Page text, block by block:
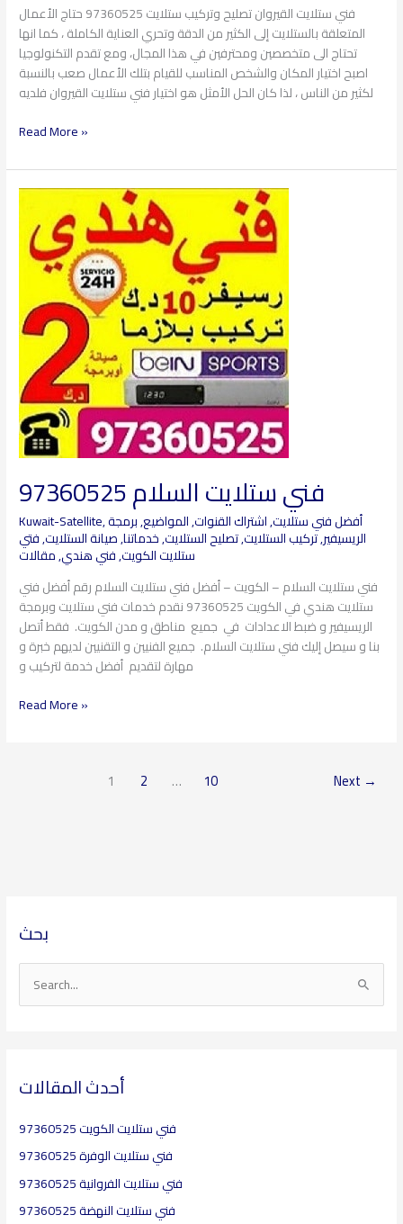
بحث
e
c
f
o
r
:
أحدث المقالات
فني ستلايت الكويت 97360525
فني ستلايت الوفرة 97360525
فني ستلايت الفروانية 97360525
فني ستلايت النهضة 97360525
ل
ش
ل
ا
فني ستلايت القيروان تصليح وتركيب ستلايت 97360525 حتاج الأعمال
المتعلقة بالستلايت إلى الكثير من الدقة وتحري العناية الكاملة ، كما انها
تحتاج الى متخصصين ومحترفين في هذا المجال، ومع تقدم التكنولوجيا
اصبح اختيار المكان والشخص المناسب للقيام بتلك الأعمال صعب بالنسبة
لكثير من الناس ، لذا كان الحل الأمثل هو اختيار فني ستلايت القيروان فلديه
Read More »
فني ستلايت السلام 97360525
Kuwait-Satellite, أفضل فني ستلايت,اشتراك القنوات,المواضيع,برمجة
الريسيفير,تركيب الستلايت,تصليح الستلايت,خدماتنا,صيانة الستلايت,فتي
ستلايت الكويت,فني هندي,مقالات
فني ستلايت السلام – الكويت – أفضل فني ستلايت السلام رقم أفضل فني
ستلايت هندي في الكويت 97360525 نقدم خدمات فني ستلايت وبرمجة
الريسيفير و ضبط الاعدادات في جميع مناطق و مدن الكويت. فقط أتصل
بنا و سيصل إليك فني ستلايت السلام. جميع الفنيين و التقنيين لديهم خبرة و
فني
ستلايت
السلام
97360525
Read More »
1 2 … 10 Next →